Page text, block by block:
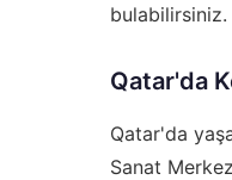
bulabilirsiniz.
Qatar'da
Qatar'da
Sanat